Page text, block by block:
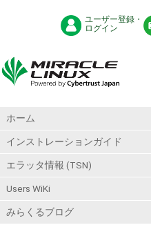
ユーザー登録・
ログイン
ホーム
インストレーションガイド
エラッタ情報 (TSN)
Users WiKi
みらくるブログ